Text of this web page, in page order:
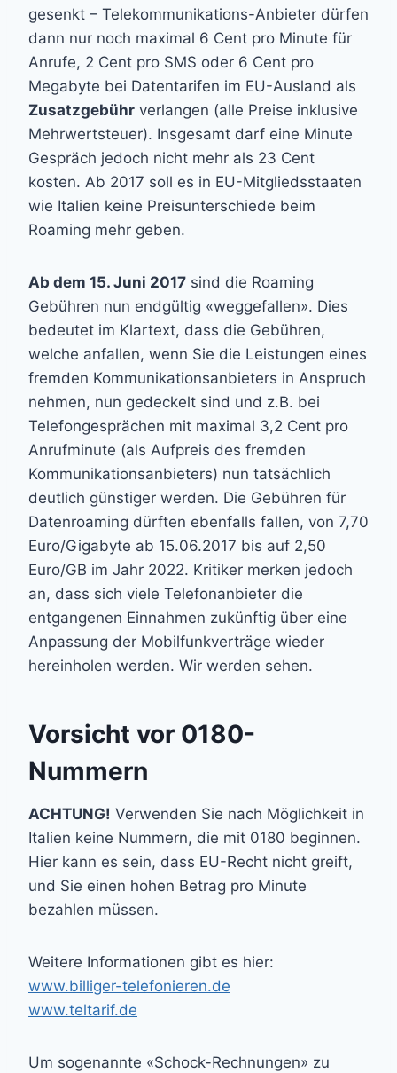
gesenkt – Telekommunikations-Anbieter dürfen
dann nur noch maximal 6 Cent pro Minute für
Anrufe, 2 Cent pro SMS oder 6 Cent pro
Megabyte bei Datentarifen im EU-Ausland als
Zusatzgebühr verlangen (alle Preise inklusive
Mehrwertsteuer). Insgesamt darf eine Minute
Gespräch jedoch nicht mehr als 23 Cent
kosten. Ab 2017 soll es in EU-Mitgliedsstaaten
wie Italien keine Preisunterschiede beim
Roaming mehr geben.
Ab dem 15. Juni 2017 sind die Roaming
Gebühren nun endgültig «weggefallen». Dies
bedeutet im Klartext, dass die Gebühren,
welche anfallen, wenn Sie die Leistungen eines
fremden Kommunikationsanbieters in Anspruch
nehmen, nun gedeckelt sind und z.B. bei
Telefongesprächen mit maximal 3,2 Cent pro
Anrufminute (als Aufpreis des fremden
Kommunikationsanbieters) nun tatsächlich
deutlich günstiger werden. Die Gebühren für
Datenroaming dürften ebenfalls fallen, von 7,70
Euro/Gigabyte ab 15.06.2017 bis auf 2,50
Euro/GB im Jahr 2022. Kritiker merken jedoch
an, dass sich viele Telefonanbieter die
entgangenen Einnahmen zukünftig über eine
Anpassung der Mobilfunkverträge wieder
hereinholen werden. Wir werden sehen.
Vorsicht vor 0180-
Nummern
ACHTUNG! Verwenden Sie nach Möglichkeit in
Italien keine Nummern, die mit 0180 beginnen.
Hier kann es sein, dass EU-Recht nicht greift,
und Sie einen hohen Betrag pro Minute
bezahlen müssen.
Weitere Informationen gibt es hier:
www.billiger-telefonieren.de
www.teltarif.de
Um sogenannte «Schock-Rechnungen» zu